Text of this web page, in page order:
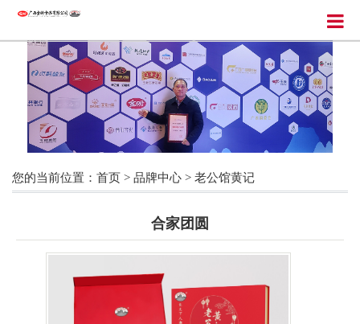
您的当前位置： 首页 > 品牌中心 > 老公馆黄记
合家团圆